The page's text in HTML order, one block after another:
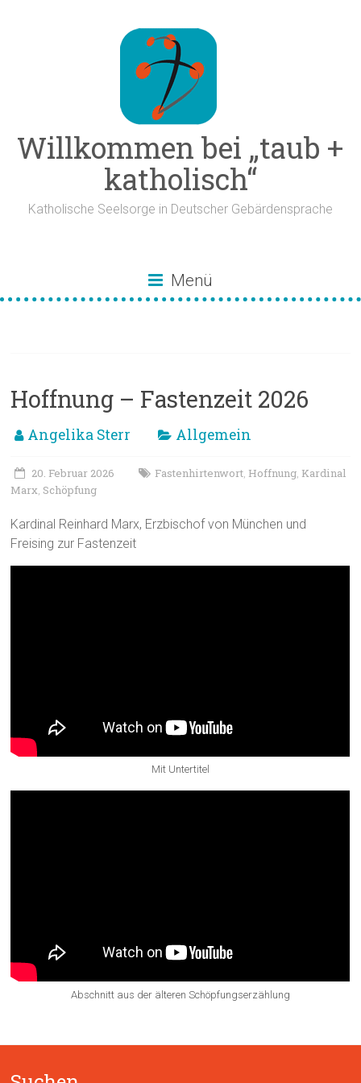
Willkommen bei „taub +
katholisch“
Katholische Seelsorge in Deutscher Gebärdensprache
Menü
Hoffnung – Fastenzeit 2026
Angelika Sterr Allgemein
20. Februar 2026 Fastenhirtenwort, Hoffnung, Kardinal
Marx, Schöpfung
Kardinal Reinhard Marx, Erzbischof von München und
Freising zur Fastenzeit
Mit Untertitel
Abschnitt aus der älteren Schöpfungserzählung